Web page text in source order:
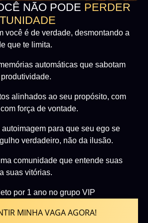
NÃO PODE PERDER
você é de verdade, desmontando a
que te limita.
automáticas que sabotam
alinhados ao seu propósito, com
força de vontade.
autoimagem para que seu ego se
verdadeiro, não da ilusão.
comunidade que entende suas
suas vitórias.
por 1 ano no grupo VIP
MINHA VAGA AGORA!